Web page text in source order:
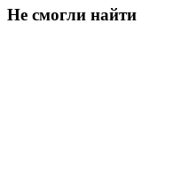
Не смогли найти